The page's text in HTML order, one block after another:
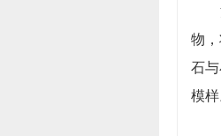
活
物
石
模